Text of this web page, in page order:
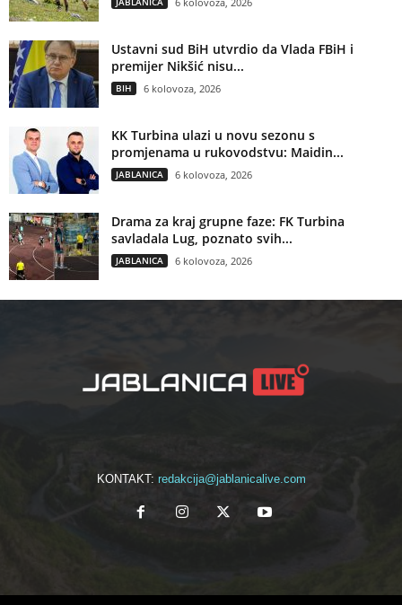
Ustavni sud BiH utvrdio da Vlada FBiH i
premijer Nikšić nisu...
BIH 6 kolovoza, 2026
KK Turbina ulazi u novu sezonu s
promjenama u rukovodstvu: Maidin...
JABLANICA 6 kolovoza, 2026
Drama za kraj grupne faze: FK Turbina
savladala Lug, poznato svih...
JABLANICA 6 kolovoza, 2026
KONTAKT: redakcija@jablanicalive.com